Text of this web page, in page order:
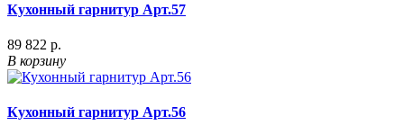
Кухонный гарнитур Арт.57
89 822 р.
В корзину
Кухонный гарнитур Арт.56